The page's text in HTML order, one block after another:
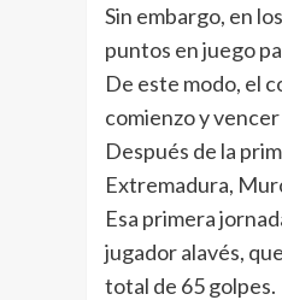
Sin embargo, en
puntos en juego
De este modo, el
comienzo y
Después de la
Extremadura,
Esa primera
jugador alavés,
total de 65 golpes.